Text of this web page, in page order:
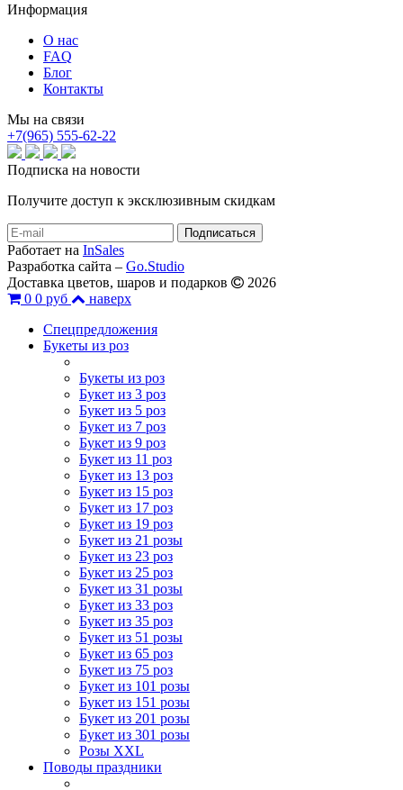
Информация
О нас
FAQ
Блог
Контакты
Мы на связи
+7(965) 555-62-22
Подписка на новости
Получите доступ к эксклюзивным скидкам
Работает на InSales
Разработка сайта – Go.Studio
Доставка цветов, шаров и подарков
2026
0 0 руб
наверх
Спецпредложения
Букеты из роз
Букеты из роз
Букет из 3 роз
Букет из 5 роз
Букет из 7 роз
Букет из 9 роз
Букет из 11 роз
Букет из 13 роз
Букет из 15 роз
Букет из 17 роз
Букет из 19 роз
Букет из 21 розы
Букет из 23 роз
Букет из 25 роз
Букет из 31 розы
Букет из 33 роз
Букет из 35 роз
Букет из 51 розы
Букет из 65 роз
Букет из 75 роз
Букет из 101 розы
Букет из 151 розы
Букет из 201 розы
Букет из 301 розы
Розы XXL
Поводы праздники